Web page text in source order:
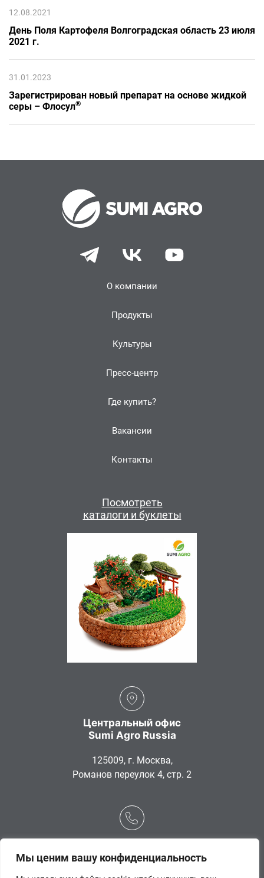
Мы ценим вашу конфиденциальность
12.08.2021
День Поля Картофеля Волгоградская область 23 июля
2021 г.
31.01.2023
Зарегистрирован новый препарат на основе жидкой
серы – Флосул®
Посмотреть
каталоги и буклеты
О компании
Продукты
Культуры
Пресс-центр
Где купить?
Вакансии
Контакты
Центральный офис
Sumi Agro Russia
125009, г. Москва,
Романов переулок 4, стр. 2